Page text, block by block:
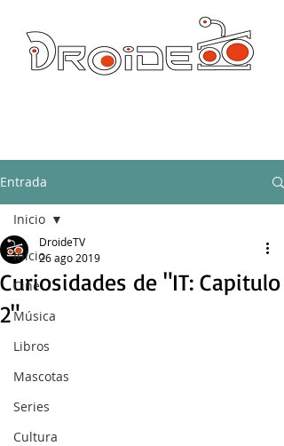
Entrada
Inicio
Cine
Música
Libros
Mascotas
Series
Cultura
Inicio
Curiosidades de "IT: Capitulo
2"
DroideTV
26 ago 2019